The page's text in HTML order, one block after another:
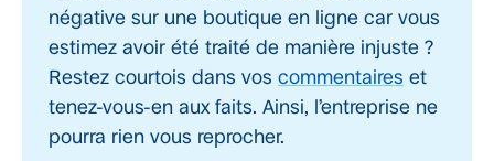
négative sur une boutique en ligne car vous
estimez avoir été traité de manière injuste ?
Restez courtois dans vos commentaires et
tenez-vous-en aux faits. Ainsi, l’entreprise ne
pourra rien vous reprocher.